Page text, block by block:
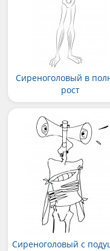
Сиреноголовый в
рост
Сиреноголовый с